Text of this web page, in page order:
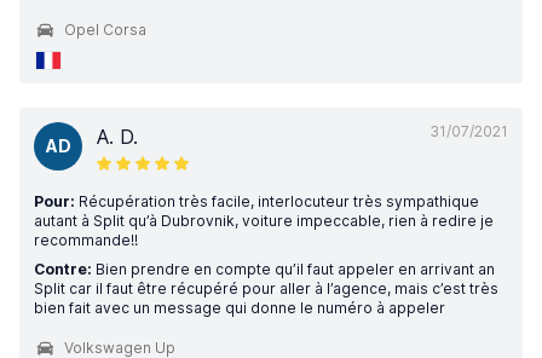
Opel Corsa
31/07/2021
AD A. D.
Pour: Récupération très facile, interlocuteur très sympathique
autant à Split qu’à Dubrovnik, voiture impeccable, rien à redire je
recommande!!
Contre: Bien prendre en compte qu’il faut appeler en arrivant an
Split car il faut être récupéré pour aller à l’agence, mais c’est très
bien fait avec un message qui donne le numéro à appeler
Volkswagen Up